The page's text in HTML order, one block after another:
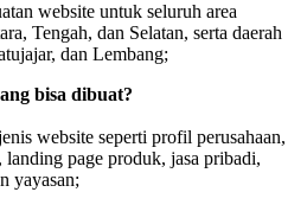
website untuk seluruh area
Tengah, dan Selatan, serta daerah
dan Lembang;
bisa dibuat?
website seperti profil perusahaan,
page produk, jasa pribadi,
yayasan;